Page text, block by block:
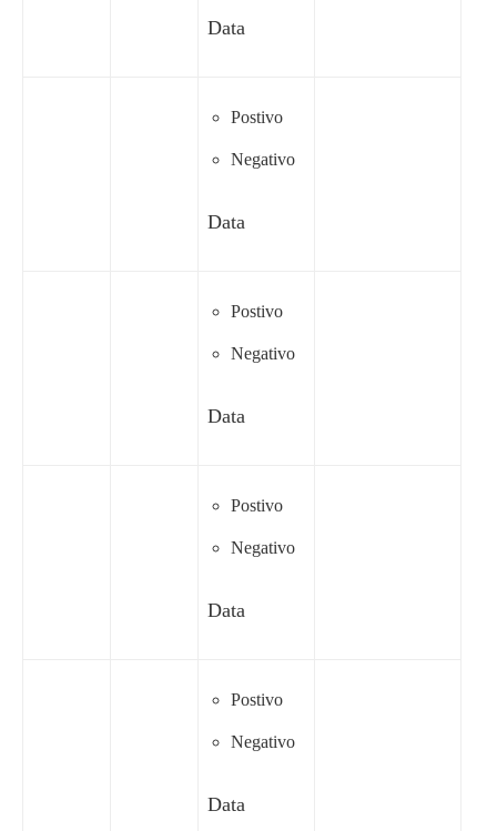
Data
Postivo
Negativo
Data
Postivo
Negativo
Data
Postivo
Negativo
Data
Postivo
Negativo
Data